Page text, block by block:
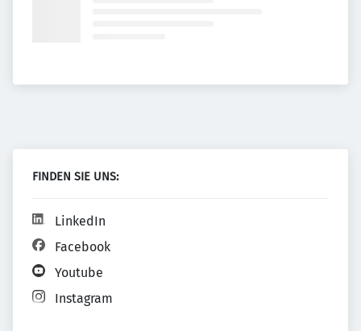
FINDEN SIE UNS:
LinkedIn
Facebook
Youtube
Instagram